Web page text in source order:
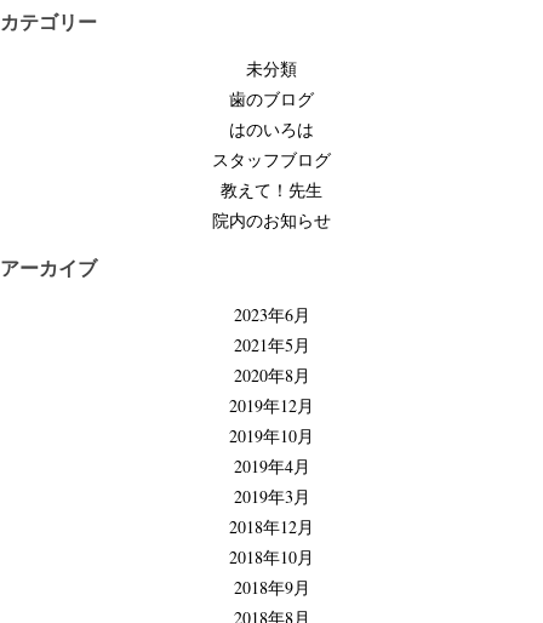
ゲ
カテゴリー
未分類
歯のブログ
はのいろは
スタッフブログ
教えて！先生
院内のお知らせ
アーカイブ
2023年6月
2021年5月
2020年8月
2019年12月
2019年10月
2019年4月
2019年3月
2018年12月
2018年10月
2018年9月
2018年8月